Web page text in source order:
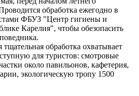
обработка ежегодно в
ФБУЗ "Центр гигиены и
Карелия", чтобы обезопасить
обработка охватывает
для туристов: смотровые
около павильонов, кафетерия,
экологическую тропу 1500